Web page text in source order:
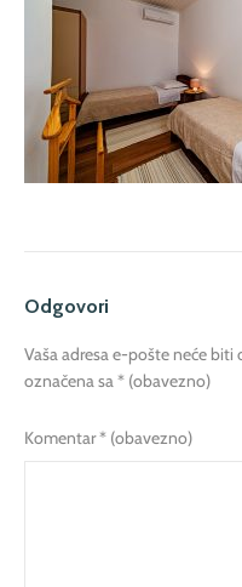
Odgovori
Vaša adresa e-pošte neće biti
označena sa * (obavezno)
Komentar* (obavezno)